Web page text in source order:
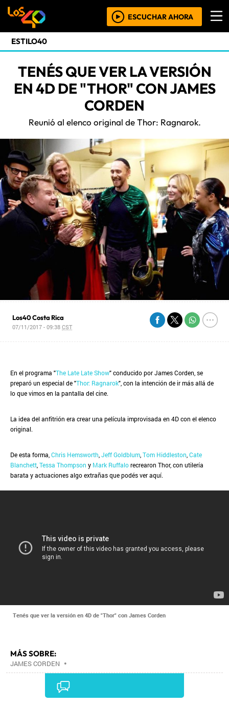
ESCUCHAR AHORA
ESTILO40
TENÉS QUE VER LA VERSIÓN
EN 4D DE "THOR" CON JAMES
CORDEN
Reunió al elenco original de Thor: Ragnarok.
Los40 Costa Rica
07/11/2017 - 09:38CST
En el programa "The Late Late Show" conducido por James Corden, se
preparó un especial de "Thor: Ragnarok", con la intención de ir más allá de
lo que vimos en la pantalla del cine.
La idea del anfitrión era crear una película improvisada en 4D con el elenco
original.
De esta forma, Chris Hemsworth Jeff Goldblum Tom Hiddleston Cate
Blanchett Tessa Thompson y Mark Ruffalorecrearon Thor, con utilería
barata y actuaciones algo extrañas que podés ver aquí.
Tenés que ver la versión en 4D de "Thor" con James Corden
MÁS SOBRE:
JAMES CORDEN •